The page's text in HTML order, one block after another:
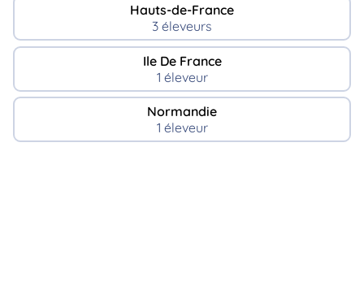
Hauts-de-France
3 éleveurs
Ile De France
1 éleveur
Normandie
1 éleveur